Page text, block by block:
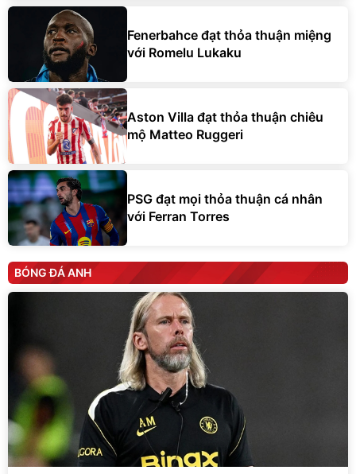
Fenerbahce đạt thỏa thuận miệng
với Romelu Lukaku
Aston Villa đạt thỏa thuận chiêu
mộ Matteo Ruggeri
PSG đạt mọi thỏa thuận cá nhân
với Ferran Torres
BÓNG ĐÁ ANH